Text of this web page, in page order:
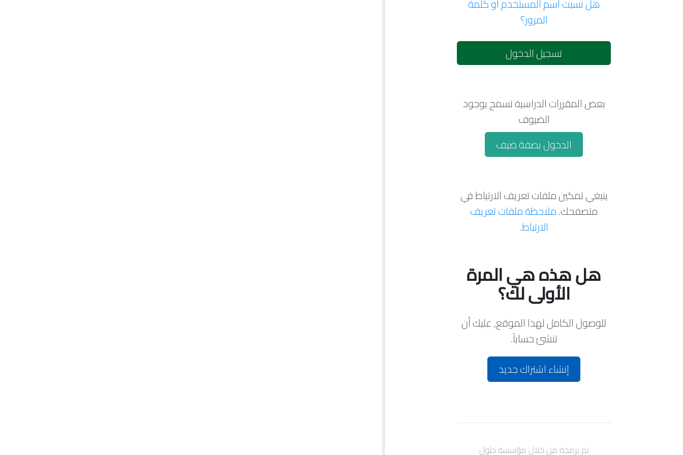
هل نسيت اسم المستخدم أو كلمة
المرور؟
تسجيل الدخول
بعض المقررات الدراسية تسمح بوجود
الضيوف
الدخول بصفة ضيف
ينبغي تمكين ملفات تعريف الارتباط في
متصفحك.ملاحظة ملفات تعريف
الارتباط.
هل هذه هي المرة
الأولى لك؟
للوصول الكامل لهذا الموقع, عليك أن
تنشئ حساباً.
إنشاء اشتراك جديد
تم برمجة من خلال مؤسسة حلول